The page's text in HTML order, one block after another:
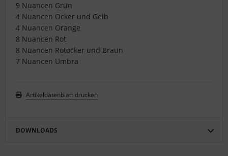
9 Nuancen Grün
4 Nuancen Ocker und Gelb
4 Nuancen Orange
8 Nuancen Rot
8 Nuancen Rotocker und Braun
7 Nuancen Umbra
Artikeldatenblatt drucken
DOWNLOADS